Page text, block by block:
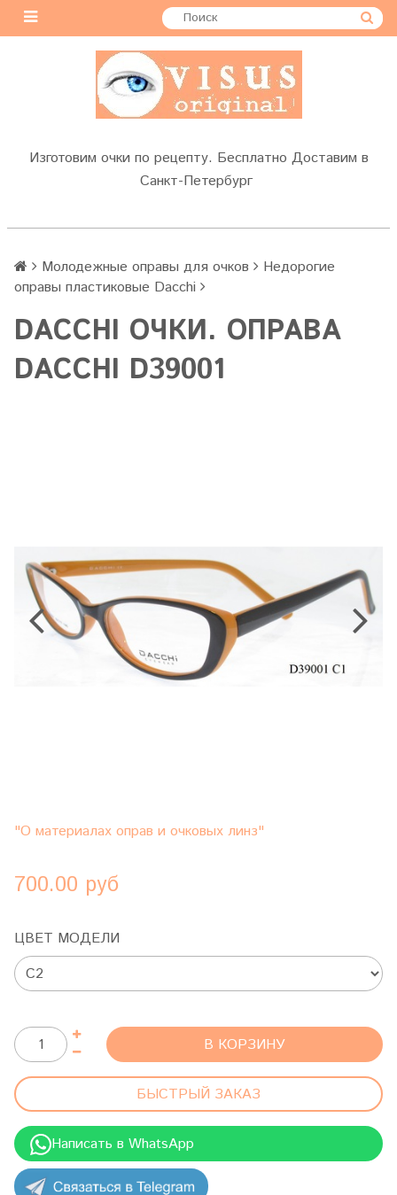
Изготовим очки по рецепту. Бесплатно Доставим в
Санкт-Петербург
Молодежные оправы для очков
Недорогие
оправы пластиковые Dacchi
DACCHI ОЧКИ. ОПРАВА
DACCHI D39001
"О материалах оправ и очковых линз"
700.00 руб
ЦВЕТ МОДЕЛИ
В КОРЗИНУ
БЫСТРЫЙ ЗАКАЗ
Написать в WhatsApp